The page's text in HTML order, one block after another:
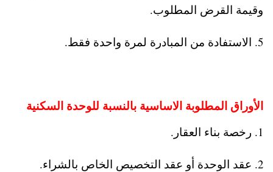
وقيمة القرض المطلوب.
5. الاستفادة من المبادرة لمرة واحدة فقط.
الأوراق المطلوبة الاساسية بالنسبة للوحدة السكنية
1. رخصة بناء العقار.
2. عقد الوحدة أو عقد التخصيص الخاص بالشراء.